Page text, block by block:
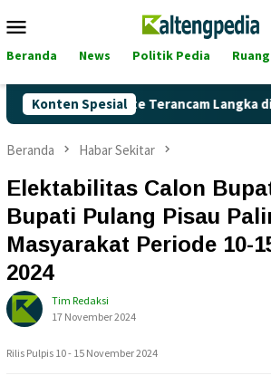
ke
Mobile
Beranda News Politik Pedia
Konten Spesial
Pertalite Terancam Langka di
Beranda Habar Sekitar
Elektabilitas Calon
Bupati Pulang Pisau
Masyarakat Periode 10-
2024
Tim Redaksi
17 November 2024
Rilis Pulpis 10 - 15 November 2024